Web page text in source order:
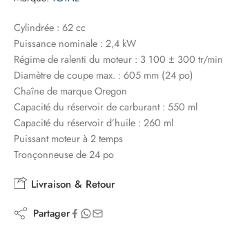
Cylindrée : 62 cc
Puissance nominale : 2,4 kW
Régime de ralenti du moteur : 3 100 ± 300 tr/min
Diamètre de coupe max. : 605 mm (24 po)
Chaîne de marque Oregon
Capacité du réservoir de carburant : 550 ml
Capacité du réservoir d’huile : 260 ml
Puissant moteur à 2 temps
Tronçonneuse de 24 po
Livraison & Retour
Partager